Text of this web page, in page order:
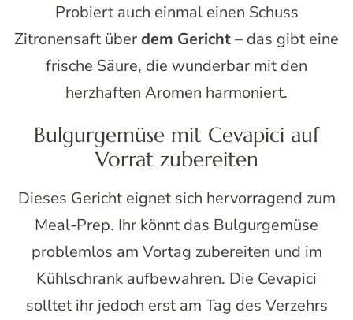
Probiert auch einmal einen Schuss
Zitronensaft überdem Gericht– das gibt eine
frische Säure, die wunderbar mit den
herzhaften Aromen harmoniert.
Bulgurgemüse mit Cevapici auf
Vorrat zubereiten
Dieses Gericht eignet sich hervorragend zum
Meal-Prep. Ihr könnt das Bulgurgemüse
problemlos am Vortag zubereiten und im
Kühlschrank aufbewahren. Die Cevapici
solltet ihr jedoch erst am Tag des Verzehrs